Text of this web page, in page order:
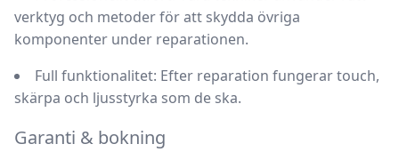
verktyg och metoder för att skydda övriga
komponenter under reparationen.
Full funktionalitet: Efter reparation fungerar touch,
skärpa och ljusstyrka som de ska.
Garanti & bokning